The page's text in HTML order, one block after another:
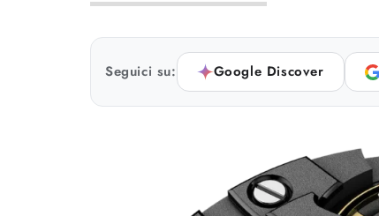
Seguici su: Google Discover